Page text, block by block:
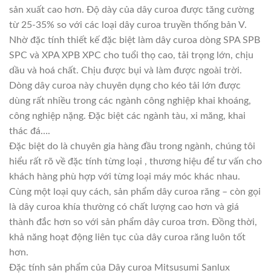
sản xuất cao hơn. Độ dày của dây curoa được tăng cường
từ 25-35% so với các loại dây curoa truyền thống bản V.
Nhờ đặc tính thiết kế đặc biệt làm dây curoa dòng SPA SPB
SPC và XPA XPB XPC cho tuổi thọ cao, tải trọng lớn, chịu
dầu và hoá chất. Chịu được bụi và làm được ngoài trời.
Dòng dây curoa này chuyên dụng cho kéo tải lớn được
dùng rất nhiều trong các ngành công nghiệp khai khoáng,
công nghiệp nặng. Đặc biệt các ngành tàu, xi măng, khai
thác đá….
Đặc biệt do là chuyên gia hàng đầu trong ngành, chúng tôi
hiểu rất rõ về đặc tính từng loại , thương hiệu để tư vấn cho
khách hàng phù hợp với từng loại máy móc khác nhau.
Cùng một loại quy cách, sản phẩm dây curoa răng – còn gọi
là dây curoa khía thường có chất lượng cao hơn và giá
thành đắc hơn so với sản phẩm dây curoa trơn. Đồng thời,
khả năng hoạt động liên tục của dây curoa răng luôn tốt
hơn.
Đặc tính sản phẩm của Dây curoa Mitsusumi Sanlux